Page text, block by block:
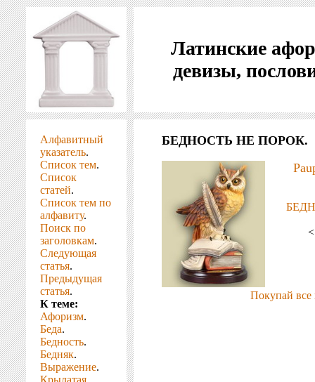
Латинские
девизы,
Алфавитный
указатель.
Список тем.
Список
статей.
Список тем по
алфавиту.
Поиск по
заголовкам.
Следующая
статья.
Предыдущая
статья.
К теме:
Афоризм.
Беда.
Бедность.
Бедняк.
Выражение.
Крылатая
БЕДНОСТЬ НЕ ПОРОК.
Покупай все